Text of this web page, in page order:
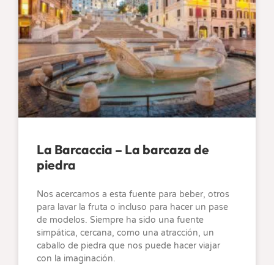
La Barcaccia – La barcaza de
piedra
Nos acercamos a esta fuente para beber, otros
para lavar la fruta o incluso para hacer un pase
de modelos. Siempre ha sido una fuente
simpática, cercana, como una atracción, un
caballo de piedra que nos puede hacer viajar
con la imaginación.